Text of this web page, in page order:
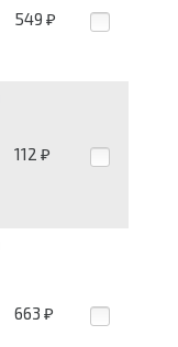
549 ₽
112 ₽
663 ₽